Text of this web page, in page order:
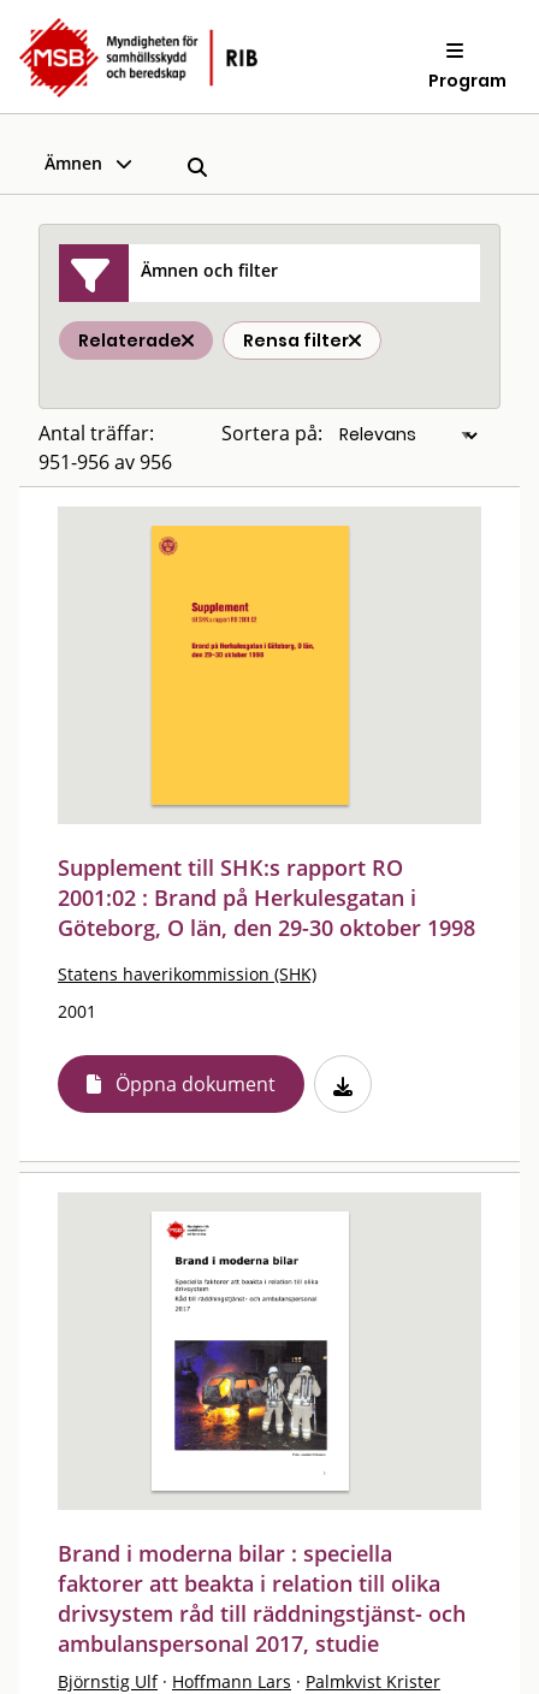
Program
Ämnen
Ämnen och filter
Relaterade Rensa filter
Antal träffar:
951-956 av 956
Sortera på:
Supplement till SHK:s rapport RO
2001:02 : Brand på Herkulesgatan i
Göteborg, O län, den 29-30 oktober 1998
Statens haverikommission (SHK)
2001
Öppna dokument
Brand i moderna bilar : speciella
faktorer att beakta i relation till olika
drivsystem råd till räddningstjänst- och
ambulanspersonal 2017, studie
Björnstig Ulf · Hoffmann Lars · Palmkvist Krister